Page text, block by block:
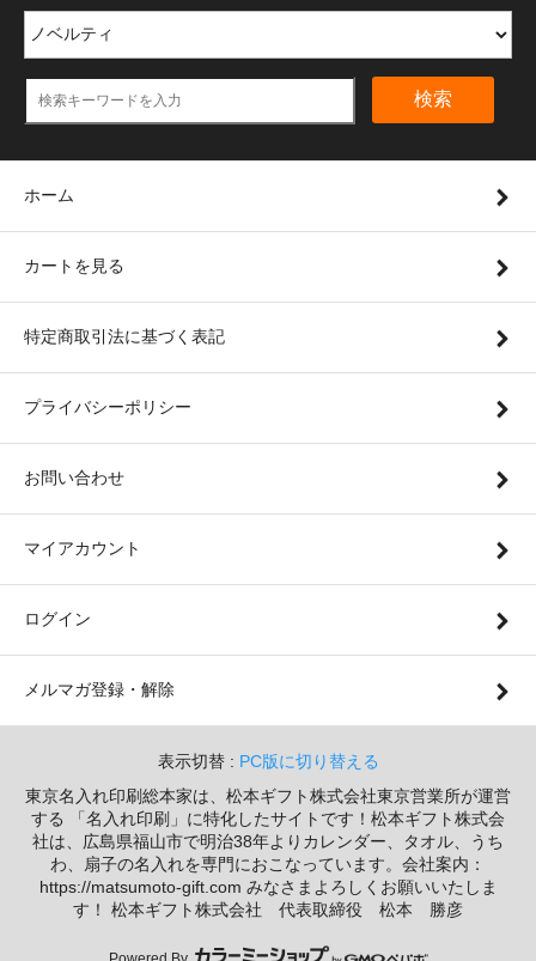
検索
ホーム
カートを見る
特定商取引法に基づく表記
プライバシーポリシー
お問い合わせ
マイアカウント
ログイン
メルマガ登録・解除
表示切替 : PC版に切り替える
東京名入れ印刷総本家は、松本ギフト株式会社東京営業所が運営
する 「名入れ印刷」に特化したサイトです！松本ギフト株式会
社は、広島県福山市で明治38年よりカレンダー、タオル、うち
わ、扇子の名入れを専門におこなっています。会社案内：
https://matsumoto-gift.com みなさまよろしくお願いいたしま
す！ 松本ギフト株式会社 代表取締役 松本 勝彦